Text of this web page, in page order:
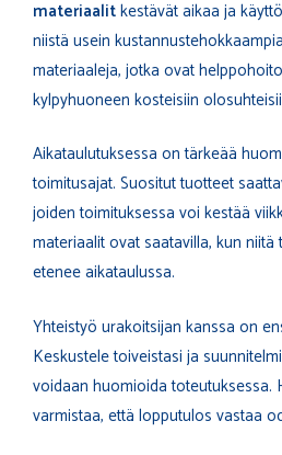
materiaalitkestävät aikaa ja
niistä usein
materiaaleja, jotka ovat
kylpyhuoneen kosteisiin
Aikataulutuksessa on tärkeää
toimitusajat. Suositut tuotteet
joiden toimituksessa voi kestää
materiaalit ovat saatavilla, kun
etenee aikataulussa.
Yhteistyö urakoitsijan kanssa on
Keskustele toiveistasi ja
voidaan huomioida toteutuksessa.
varmistaa, että lopputulos vastaa